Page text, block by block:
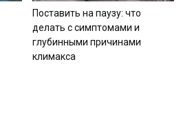
Поставить на паузу: что
делать с симптомами и
глубинными причинами
климакса